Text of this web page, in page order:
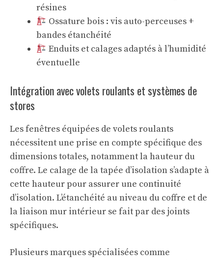
résines
Ossature bois : vis auto-perceuses +
bandes étanchéité
Enduits et calages adaptés à l’humidité
éventuelle
Intégration avec volets roulants et systèmes de
stores
Les fenêtres équipées de volets roulants
nécessitent une prise en compte spécifique des
dimensions totales, notamment la hauteur du
coffre. Le calage de la tapée d’isolation s’adapte à
cette hauteur pour assurer une continuité
d’isolation. L’étanchéité au niveau du coffre et de
la liaison mur intérieur se fait par des joints
spécifiques.
Plusieurs marques spécialisées comme